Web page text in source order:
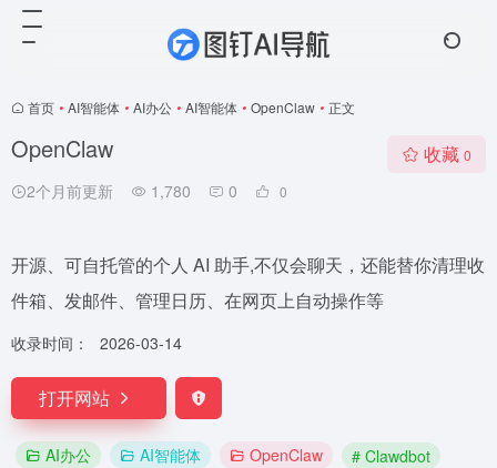
首页 • AI智能体 • AI办公 • AI智能体 • OpenClaw • 正文
OpenClaw
2个月前更新 1,780 0 0
收藏 0
开源、可自托管的个人 AI 助手,不仅会聊天，还能替你清理收
件箱、发邮件、管理日历、在网页上自动操作等
收录时间： 2026-03-14
打开网站
AI办公 AI智能体 OpenClaw
# Clawdbot